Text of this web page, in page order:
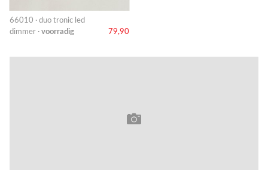
66010 · duo tronic led
dimmer · voorradig 79,90